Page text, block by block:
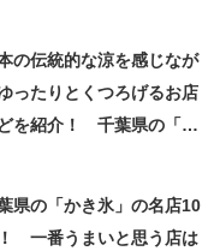
の伝統的な涼を感じなが
ったりとくつろげるお店
を紹介！ 千葉県の「か
県の「かき氷」の名店10
一番うまいと思う店は